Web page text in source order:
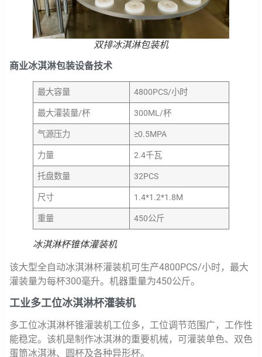
双排冰淇淋包装机
商业冰淇淋包装设备技术
最大容量 4800PCS/小时
最大灌装量/杯 300ML/杯
气源压力 ≥0.5MPA
力量 2.4千瓦
托盘数量 32PCS
尺寸 1.4*1.2*1.8M
重量 450公斤
冰淇淋杯锥体灌装机
该大型全自动冰淇淋杯灌装机可生产4800PCS/小时，最大
灌装量为每杯300毫升。机器重量为450公斤。
工业多工位冰淇淋杯灌装机
多工位冰淇淋杯锥灌装机工位多，工位调节范围广，工作性
能稳定。该机是制作冰淇淋的重要机械，可灌装单色、双色
蛋筒冰淇淋、圆杯及各种异形杯。